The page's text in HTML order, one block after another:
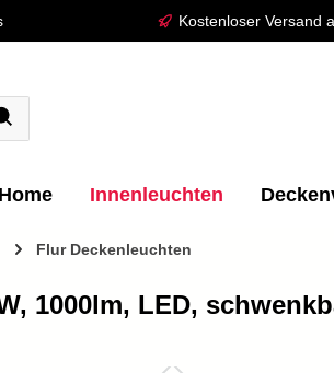
Kostenloser Versand
Home Innenleuchten
Flur Deckenleuchten
1000lm, LED,